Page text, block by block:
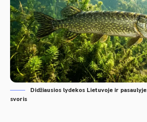
Didžiausios lydekos Lietuvoje ir
svoris